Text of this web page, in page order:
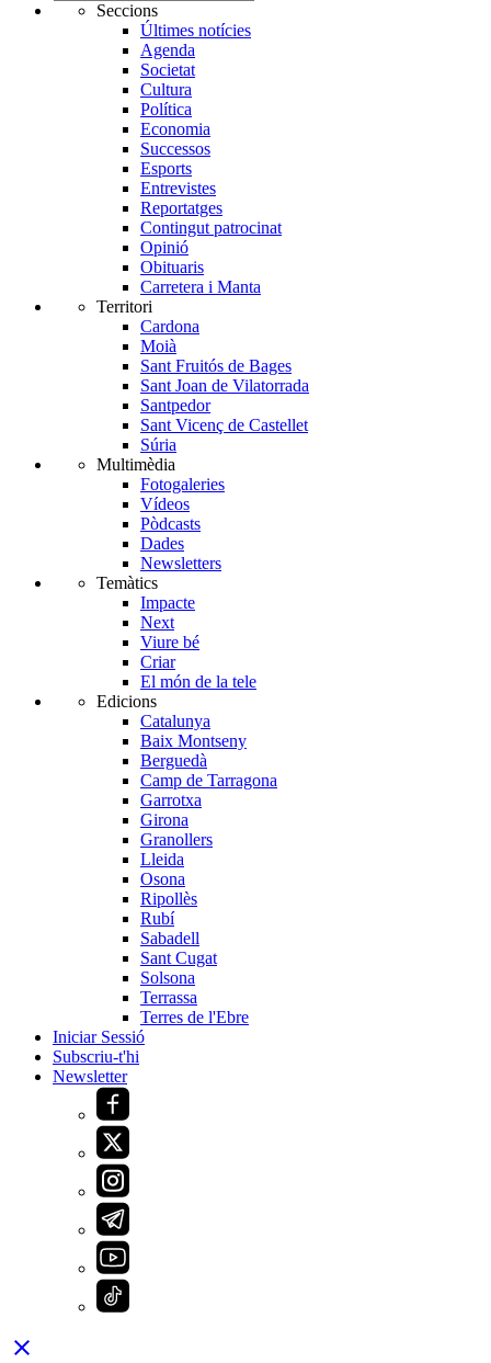
Seccions
Últimes notícies
Agenda
Societat
Cultura
Política
Economia
Successos
Esports
Entrevistes
Reportatges
Contingut patrocinat
Opinió
Obituaris
Carretera i Manta
Territori
Cardona
Moià
Sant Fruitós de Bages
Sant Joan de Vilatorrada
Santpedor
Sant Vicenç de Castellet
Súria
Multimèdia
Fotogaleries
Vídeos
Pòdcasts
Dades
Newsletters
Temàtics
Impacte
Next
Viure bé
Criar
El món de la tele
Edicions
Catalunya
Baix Montseny
Berguedà
Camp de Tarragona
Garrotxa
Girona
Granollers
Lleida
Osona
Ripollès
Rubí
Sabadell
Sant Cugat
Solsona
Terrassa
Terres de l'Ebre
Iniciar Sessió
Subscriu-t'hi
Newsletter
close